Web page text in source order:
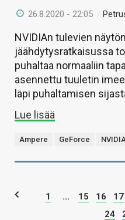
26.8.2020 - 22:05 /
NVIDIAn tulevien
jäähdytysratkaisussa
puhaltaa normaaliin
asennettu tuuletin
läpi puhaltamisen
Lue lisää
Ampere GeForce
1 ... 15 16 17
24